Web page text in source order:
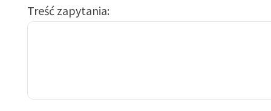
Treść zapytania